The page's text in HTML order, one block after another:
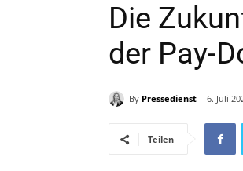
Die
der Pay-
By Pressedienst 6. Juli
Teilen